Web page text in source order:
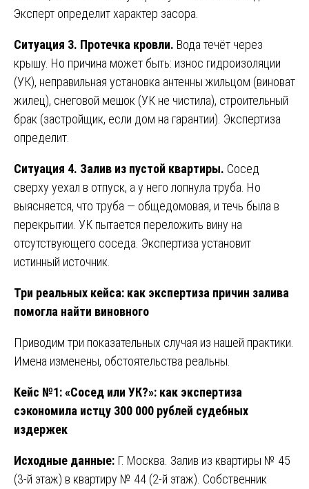
Эксперт определит характер засора.
Ситуация 3. Протечка кровли. Вода течёт через
крышу. Но причина может быть: износ гидроизоляции
(УК), неправильная установка антенны жильцом (виноват
жилец), снеговой мешок (УК не чистила), строительный
брак (застройщик, если дом на гарантии). Экспертиза
определит.
Ситуация 4. Залив из пустой квартиры. Сосед
сверху уехал в отпуск, а у него лопнула труба. Но
выясняется, что труба — общедомовая, и течь была в
перекрытии. УК пытается переложить вину на
отсутствующего соседа. Экспертиза установит
истинный источник.
Три реальных кейса: как экспертиза причин залива
помогла найти виновного
Приводим три показательных случая из нашей практики.
Имена изменены, обстоятельства реальны.
Кейс №1: «Сосед или УК?»: как экспертиза
сэкономила истцу 300 000 рублей судебных
издержек
Исходные данные: Г. Москва. Залив из квартиры № 45
(3-й этаж) в квартиру № 44 (2-й этаж). Собственник